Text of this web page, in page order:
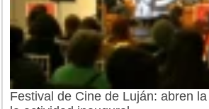
Festival de Cine de Luján: abren